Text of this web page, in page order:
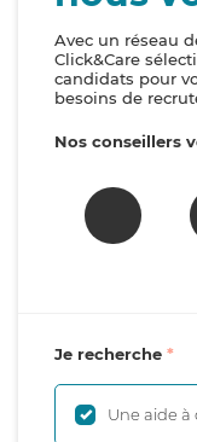
Avec un réseau
Click&Care
candidats pour
besoins de
Nos conseillers
Je recherche
Une aide à